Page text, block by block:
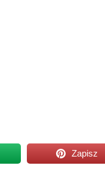
Zapisz